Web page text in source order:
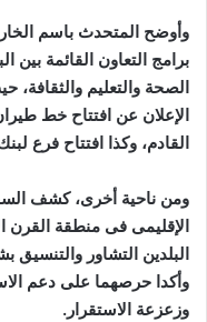
وأوضح المتحدث باسم
برامج التعاون القائمة بين
الصحة والتعليم
الإعلان عن افتتاح خط
القادم، وكذا افتتاح فرع
ومن ناحية أخرى، كشف
الإقليمى فى منطقة القرن
البلدين التشاور
وأكدا حرصهما على دعم
وزعزعة الاستقرار.